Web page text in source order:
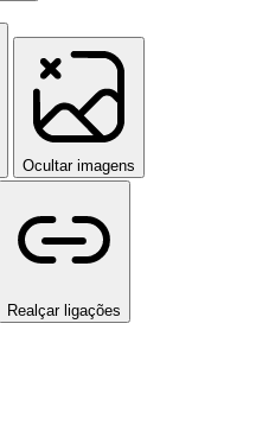
Ocultar imagens
Realçar ligações